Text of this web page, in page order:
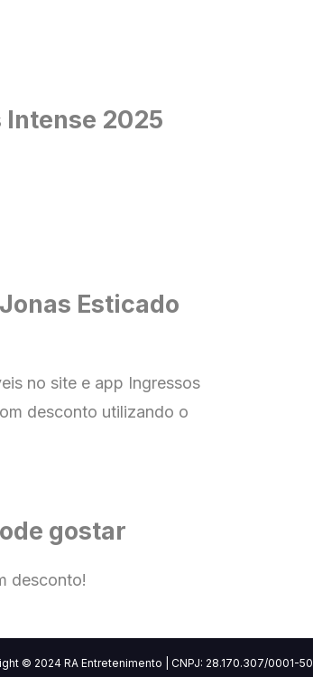
Intense 2025
Esticado
no site e app Ingressos
desconto utilizando o
gostar
desconto!
© 2024 RA Entretenimento | CNPJ: 28.170.307/0001-